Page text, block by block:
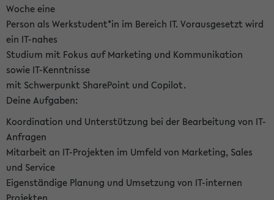
Woche eine
Person als Werkstudent*in im Bereich IT. Vorausgesetzt wird
ein IT-nahes
Studium mit Fokus auf Marketing und Kommunikation
sowie IT-Kenntnisse
mit Schwerpunkt SharePoint und Copilot.
Deine Aufgaben:
Koordination und Unterstützung bei der Bearbeitung von IT-
Anfragen
Mitarbeit an IT-Projekten im Umfeld von Marketing, Sales
und Service
Eigenständige Planung und Umsetzung von IT-internen